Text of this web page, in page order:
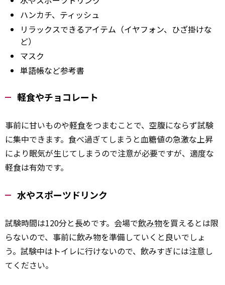
ハンカチ、ティッシュ
リラックスできるアイテム（イヤフォン、ひざ掛けな
ど）
マスク
単語帳など参考書
軽食やチョコレート
事前に甘いものや軽食をつまむことで、空腹にならず試験
に集中できます。食べ過ぎてしまうと血糖値の急激な上昇
により眠気が生じてしまうので注意が必要ですが、適度な
軽食は有効です。
水やスポーツドリンク
試験時間は120分と長めです。会場で飲み物を買えるとは限
らないので、事前に飲み物を準備していくと良いでしょ
う。試験中はトイレに行けないので、飲みすぎには注意し
てください。